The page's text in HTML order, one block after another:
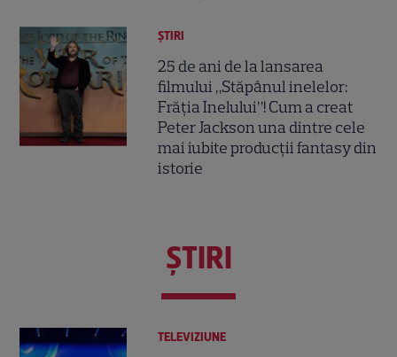
ȘTIRI
25 de ani de la lansarea
filmului „Stăpânul inelelor:
Frăția Inelului”! Cum a creat
Peter Jackson una dintre cele
mai iubite producții fantasy din
istorie
ŞTIRI
TELEVIZIUNE